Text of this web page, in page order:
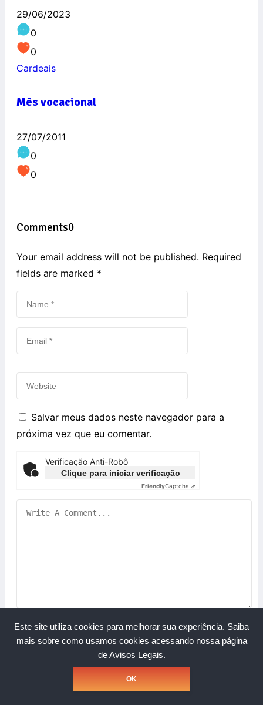
Este site utiliza cookies para melhorar sua experiência. Saiba
mais sobre como usamos cookies acessando nossa página
de Avisos Legais.
OK
29/06/2023
0
0
Cardeais
Mês vocacional
27/07/2011
0
0
Comments0
Your email address will not be published. Required
fields are marked *
Salvar meus dados neste navegador para a
próxima vez que eu comentar.
Verificação Anti-Robô
Clique para iniciar verificação
FriendlyCaptcha ⇗